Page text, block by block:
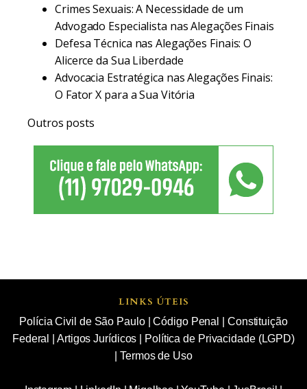
Crimes Sexuais: A Necessidade de um
Advogado Especialista nas Alegações Finais
Defesa Técnica nas Alegações Finais: O
Alicerce da Sua Liberdade
Advocacia Estratégica nas Alegações Finais:
O Fator X para a Sua Vitória
Outros posts
LINKS ÚTEIS
Polícia Civil de São Paulo|Código Penal
Constituição
Federal
Artigos Jurídicos
Política de Privacidade (LGPD)
|Termos de Uso